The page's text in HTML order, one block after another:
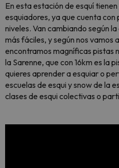
En esta estación de esquí
esquiadores, ya que cuenta con
niveles. Van cambiando según
más fáciles, y según nos vamos
encontramos magníficas pistas
la Sarenne, que con 16km es la
quieres aprender a esquiar o
escuelas de esqui y snow de la
clases de esqui colectivas o